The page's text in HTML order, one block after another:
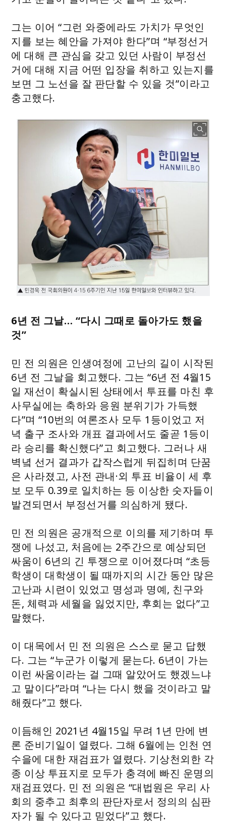
그는 이어 “그런 와중에라도 가치가 무엇인
지를 보는 혜안을 가져야 한다”며 “부정선거
에 대해 큰 관심을 갖고 있던 사람이 부정선
거에 대해 지금 어떤 입장을 취하고 있는지를
보면 그 노선을 잘 판단할 수 있을 것”이라고
충고했다.
6년 전 그날… “다시 그때로 돌아가도 했을
것”
민 전 의원은 인생여정에 고난의 길이 시작된
6년 전 그날을 회고했다. 그는 “6년 전 4월15
일 재선이 확실시된 상태에서 투표를 마친 후
사무실에는 축하와 응원 분위기가 가득했
다”며 “10번의 여론조사 모두 1등이었고 저
녁 출구 조사와 개표 결과에서도 줄곧 1등이
라 승리를 확신했다”고 회고했다. 그러나 새
벽녘 선거 결과가 갑작스럽게 뒤집히며 단꿈
은 사라졌고, 사전 관내·외 투표 비율이 세 후
보 모두 0.39로 일치하는 등 이상한 숫자들이
발견되면서 부정선거를 의심하게 됐다.
민 전 의원은 공개적으로 이의를 제기하며 투
쟁에 나섰고, 처음에는 2주간으로 예상되던
싸움이 6년의 긴 투쟁으로 이어졌다며 “초등
학생이 대학생이 될 때까지의 시간 동안 많은
고난과 시련이 있었고 명성과 명예, 친구와
돈, 체력과 세월을 잃었지만, 후회는 없다”고
말했다.
이 대목에서 민 전 의원은 스스로 묻고 답했
다. 그는 “누군가 이렇게 묻는다. 6년이 가는
이런 싸움이라는 걸 그때 알았어도 했겠느냐
고 말이다”라며 “나는 다시 했을 것이라고 말
해줬다”고 했다.
이듬해인 2021년 4월15일 무려 1년 만에 변
론 준비기일이 열렸다. 그해 6월에는 인천 연
수을에 대한 재검표가 열렸다. 기상천외한 각
종 이상 투표지로 모두가 충격에 빠진 운명의
재검표였다. 민 전 의원은 “대법원은 우리 사
회의 중추고 최후의 판단자로서 정의의 심판
자가 될 수 있다고 믿었다”고 했다.